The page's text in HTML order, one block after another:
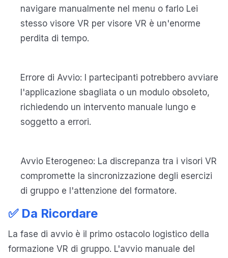
navigare manualmente nel menu o farlo Lei
stesso visore VR per visore VR è un'enorme
perdita di tempo.
Errore di Avvio: I partecipanti potrebbero avviare
l'applicazione sbagliata o un modulo obsoleto,
richiedendo un intervento manuale lungo e
soggetto a errori.
Avvio Eterogeneo: La discrepanza tra i visori VR
compromette la sincronizzazione degli esercizi
di gruppo e l'attenzione del formatore.
✅ Da Ricordare
La fase di avvio è il primo ostacolo logistico della
formazione VR di gruppo. L'avvio manuale del